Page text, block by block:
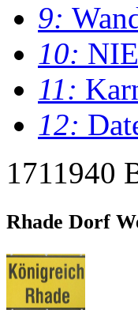
9:
10:
11:
12:
1711940
Rhade Dorf